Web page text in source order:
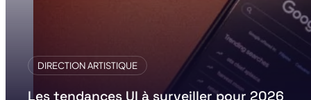
DIRECTION ARTISTIQUE
Les tendances UI à surveiller pour 2026